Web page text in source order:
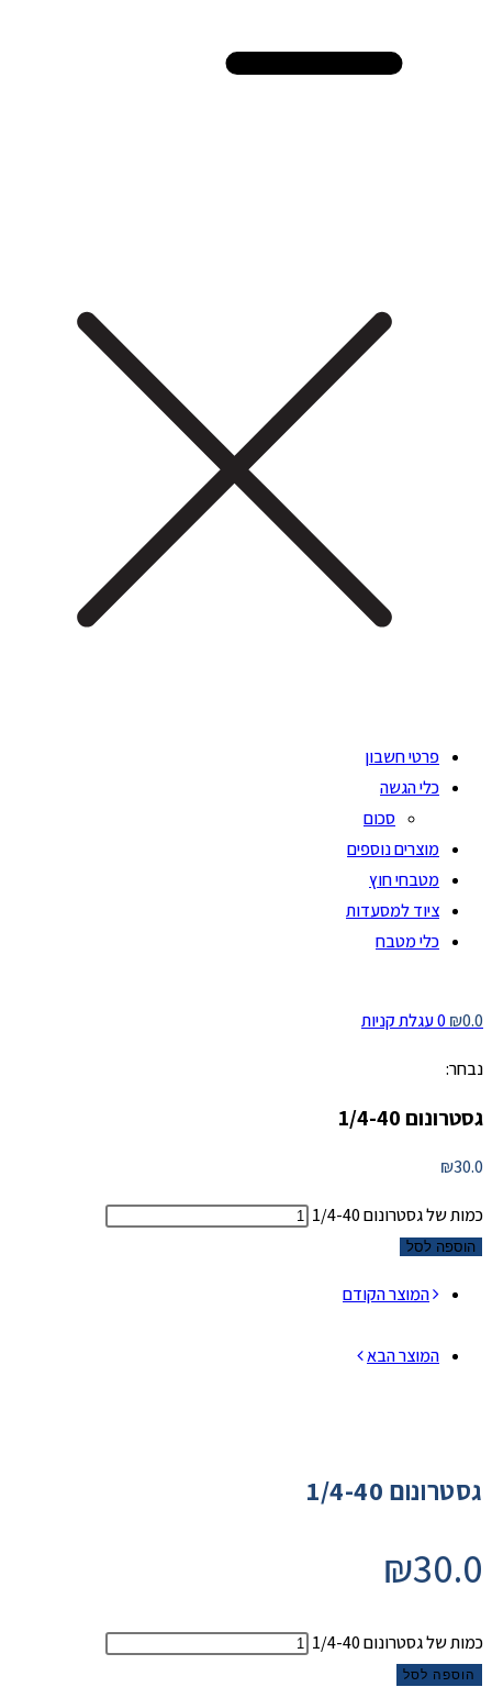
פרטי חשבון
כלי הגשה
סכום
מוצרים נוספים
מטבחי חוץ
ציוד למסעדות
כלי מטבח
₪0.0
0 עגלת קניות
נבחר:
גסטרונום 1/4-40
₪30.0
כמות של גסטרונום 1/4-40
הוספה לסל
המוצר הקודם
המוצר הבא
גסטרונום 1/4-40
₪30.0
כמות של גסטרונום 1/4-40
הוספה לסל